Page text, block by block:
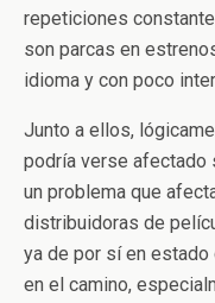
repeticiones
son parcas en
idioma y con poco
Junto a ellos,
podría verse afectado
un problema que
distribuidoras de
ya de por sí en estado
en el camino,